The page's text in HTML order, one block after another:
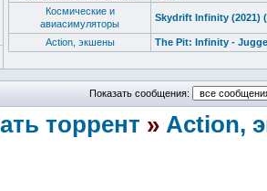
Космические и
авиасимуляторы
Skydrift Infinity (2021)
Action, экшены The Pit: Infinity -
Показать сообщения:
торрент » Action,